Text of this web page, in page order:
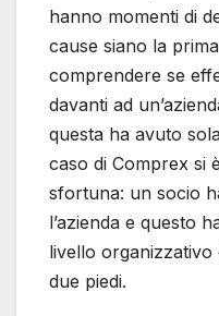
hanno momenti di
cause siano la
comprendere se
davanti ad
questa ha avuto
caso di Comprex si
sfortuna: un socio
l’azienda e questo
livello organizzativo
due piedi.